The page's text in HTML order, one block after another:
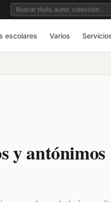
escolares Varios
y antónimos